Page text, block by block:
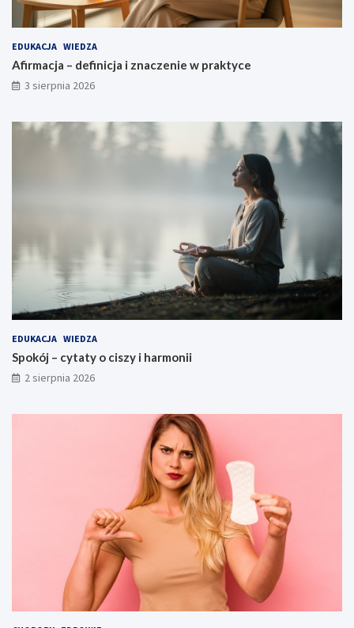
EDUKACJA WIEDZA
Afirmacja – definicja i znaczenie w praktyce
3 sierpnia 2026
EDUKACJA WIEDZA
Spokój – cytaty o ciszy i harmonii
2 sierpnia 2026